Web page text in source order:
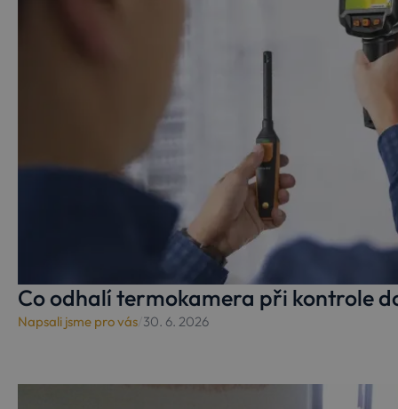
Co odhalí termokamera při kontrole
Napsali jsme pro vás 30. 6. 2026